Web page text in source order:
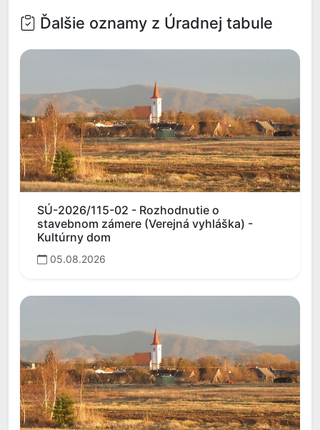
Ďalšie oznamy z Úradnej tabule
SÚ-2026/115-02 - Rozhodnutie o
stavebnom zámere (Verejná vyhláška) -
Kultúrny dom
05.08.2026